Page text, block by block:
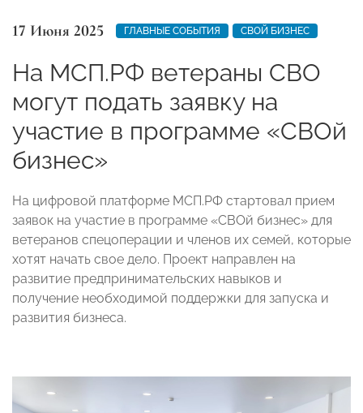
17 Июня 2025 ГЛАВНЫЕ СОБЫТИЯ СВОЙ БИЗНЕС
На МСП.РФ ветераны СВО
могут подать заявку на
участие в программе «СВОй
бизнес»
На цифровой платформе МСП.РФ стартовал прием
заявок на участие в программе «СВОй бизнес» для
ветеранов спецоперации и членов их семей, которые
хотят начать свое дело. Проект направлен на
развитие предпринимательских навыков и
получение необходимой поддержки для запуска и
развития бизнеса.